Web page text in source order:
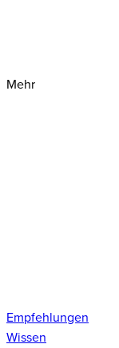
Mehr
Empfehlungen
Wissen